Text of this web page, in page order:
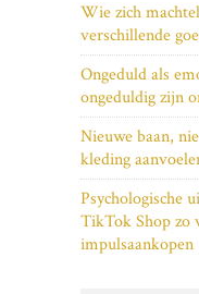
Wie zich
verschillende
Ongeduld als
ongeduldig zijn
Nieuwe baan,
kleding
Psychologische
TikTok Shop zo
impulsaankopen